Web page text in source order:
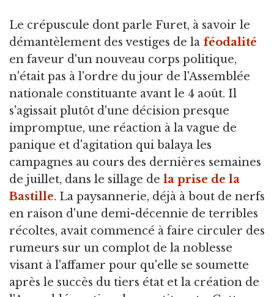
Le crépuscule dont parle Furet, à savoir le
démantèlement des vestiges de la féodalité
en faveur d'un nouveau corps politique,
n'était pas à l'ordre du jour de l'Assemblée
nationale constituante avant le 4 août. Il
s'agissait plutôt d'une décision presque
impromptue, une réaction à la vague de
panique et d'agitation qui balaya les
campagnes au cours des dernières semaines
de juillet, dans le sillage de la prise de la
Bastille. La paysannerie, déjà à bout de nerfs
en raison d'une demi-décennie de terribles
récoltes, avait commencé à faire circuler des
rumeurs sur un complot de la noblesse
visant à l'affamer pour qu'elle se soumette
après le succès du tiers état et la création de